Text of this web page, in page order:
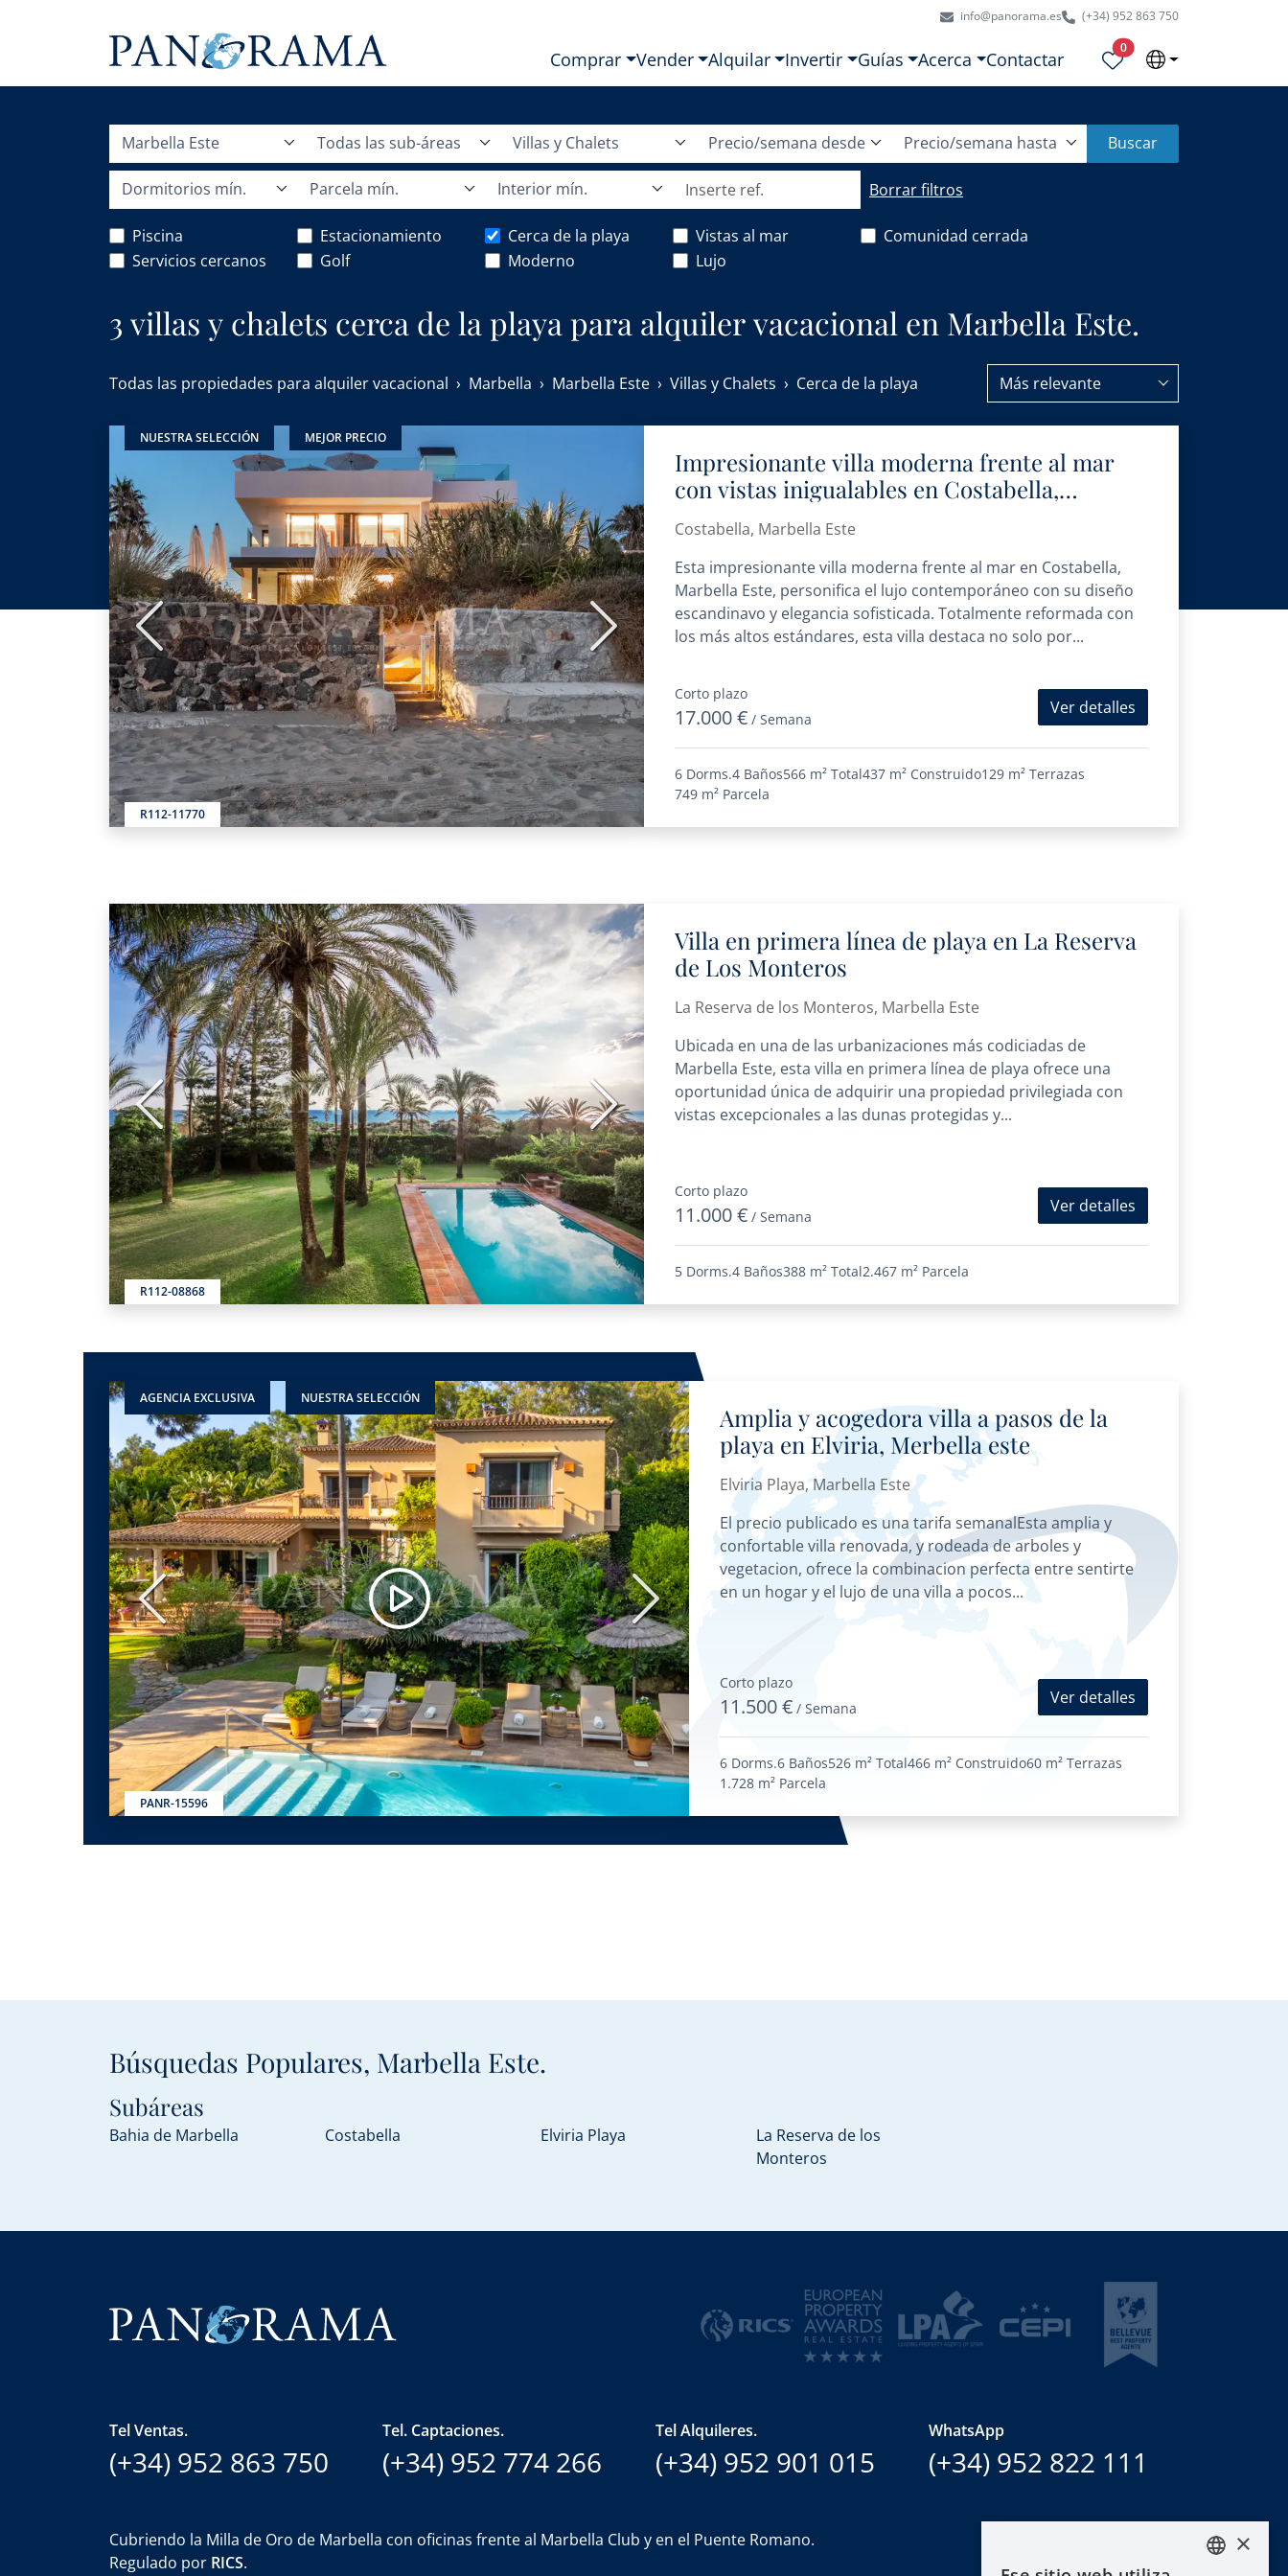
info@panorama.es (+34) 952 863 750
Comprar Vender Alquilar Invertir Guías Acerca Contactar
0Propiedades seleccionadas
Marbella Este Todas las sub-áreas Villas y Chalets Precio/semana desde Precio/semana hasta Buscar
Dormitorios mín. Parcela mín. Interior mín. Borrar filtros
Piscina Estacionamiento Cerca de la playa Vistas al mar
Comunidad cerrada
Servicios cercanos
Golf Moderno Lujo
3 villas y chalets cerca de la playa para alquiler vacacional en Marbella Este.
Todas las propiedades para alquiler vacacional Marbella Marbella Este Villas y Chalets Cerca de la playa Más relevante
NUESTRA SELECCIÓN MEJOR PRECIO
R112-11770
Anterior Siguiente
Impresionante villa moderna frente al mar
con vistas inigualables en Costabella,
Marbella Este
Costabella, Marbella Este
Esta impresionante villa moderna frente al mar en Costabella,
Marbella Este, personifica el lujo contemporáneo con su diseño
escandinavo y elegancia sofisticada. Totalmente reformada con
los más altos estándares, esta villa destaca no solo por...
Corto plazo
17.000 € / Semana
Ver detalles
6 Dorms.4 Baños566 m² Total437 m² Construido129 m² Terrazas
749 m² Parcela
R112-08868
Anterior Siguiente
Villa en primera línea de playa en La Reserva
de Los Monteros
La Reserva de los Monteros, Marbella Este
Ubicada en una de las urbanizaciones más codiciadas de
Marbella Este, esta villa en primera línea de playa ofrece una
oportunidad única de adquirir una propiedad privilegiada con
vistas excepcionales a las dunas protegidas y...
Corto plazo
11.000 € / Semana
Ver detalles
5 Dorms.4 Baños388 m² Total2.467 m² Parcela
Anterior Siguiente
AGENCIA EXCLUSIVA NUESTRA SELECCIÓN
PANR-15596
Amplia y acogedora villa a pasos de la
playa en Elviria, Merbella este
Elviria Playa, Marbella Este
El precio publicado es una tarifa semanalEsta amplia y
confortable villa renovada, y rodeada de arboles y
vegetacion, ofrece la combinacion perfecta entre sentirte
en un hogar y el lujo de una villa a pocos...
Corto plazo
11.500 € / Semana
Ver detalles
6 Dorms.6 Baños526 m² Total466 m² Construido60 m² Terrazas
1.728 m² Parcela
Búsquedas Populares, Marbella Este.
Subáreas
Bahia de Marbella Costabella Elviria Playa
La Reserva de los
Monteros
Tel Ventas.
(+34) 952 863 750
Tel. Captaciones.
(+34) 952 774 266
Tel Alquileres.
(+34) 952 901 015
WhatsApp
(+34) 952 822 111
Cubriendo la Milla de Oro de Marbella con oficinas frente al Marbella Club y en el Puente Romano.
Regulado por RICS.
×